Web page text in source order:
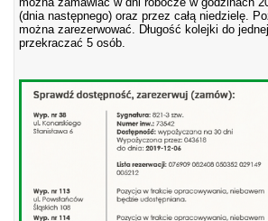
(dnia następnego) oraz przez całą niedzielę.
można zarezerwować. Długość kolejki do
przekraczać 5 osób.